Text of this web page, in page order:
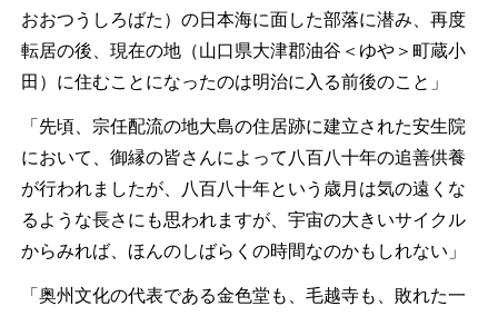
おおつうしろばた）の日本海に面した部落に潜み、再度
転居の後、現在の地（山口県大津郡油谷＜ゆや＞町蔵小
田）に住むことになったのは明治に入る前後のこと」
「先頃、宗任配流の地大島の住居跡に建立された安生院
において、御縁の皆さんによって八百八十年の追善供養
が行われましたが、八百八十年という歳月は気の遠くな
るような長さにも思われますが、宇宙の大きいサイクル
からみれば、ほんのしばらくの時間なのかもしれない」
「奥州文化の代表である金色堂も、毛越寺も、敗れた一